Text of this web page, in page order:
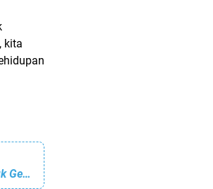
kita
Penyesalan yang Sering Dialami di Usia Tua: Pelajaran Berharga untuk Generasi Muda